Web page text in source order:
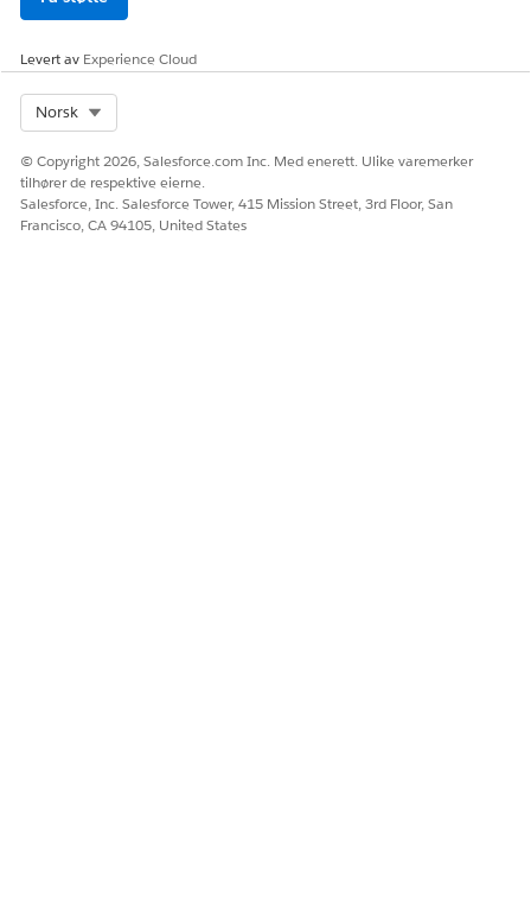
Levert av Experience Cloud
Norsk
© Copyright 2026, Salesforce.com Inc. Med enerett. Ulike varemerker
tilhører de respektive eierne.
Salesforce, Inc. Salesforce Tower, 415 Mission Street, 3rd Floor, San
Francisco, CA 94105, United States